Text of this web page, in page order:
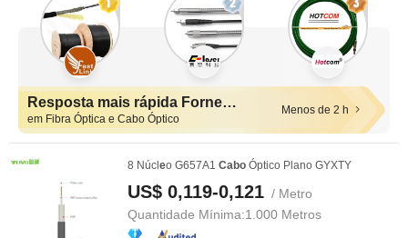
Resposta mais rápida Fornecedores
em Fibra Óptica e Cabo Óptico
Menos de 2 h
8 Núcl eo G657A1 Cabo Óptico Plano GYXTY
US$ 0,119-0,121 / Metro
Quantidade Mínima:1.000 Metros